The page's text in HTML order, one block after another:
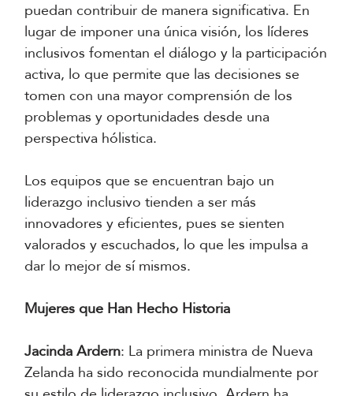
puedan contribuir de manera significativa. En
lugar de imponer una única visión, los líderes
inclusivos fomentan el diálogo y la participación
activa, lo que permite que las decisiones se
tomen con una mayor comprensión de los
problemas y oportunidades desde una
perspectiva hólistica.
Los equipos que se encuentran bajo un
liderazgo inclusivo tienden a ser más
innovadores y eficientes, pues se sienten
valorados y escuchados, lo que les impulsa a
dar lo mejor de sí mismos.
Mujeres que Han Hecho Historia
Jacinda Ardern: La primera ministra de Nueva
Zelanda ha sido reconocida mundialmente por